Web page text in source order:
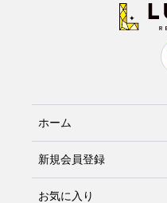
ホーム
新規会員登録
お気に入り